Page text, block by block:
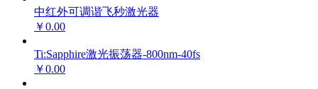
中红外可调谐飞秒激光器
￥0.00
Ti:Sapphire激光振荡器-800nm-40fs
￥0.00